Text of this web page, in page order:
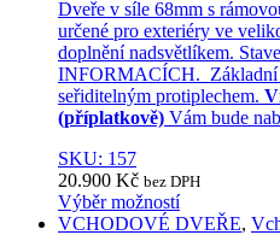
Dveře v síle 68mm s
určené pro exteriéry ve
doplnění nadsvětlíkem.
INFORMACÍCH. Základní
seřiditelným protiplechem.
(příplatkově) Vám bude
SKU: 157
20.900 Kč bez DPH
Výběr možností
This
VCHODOVÉ DVEŘE,